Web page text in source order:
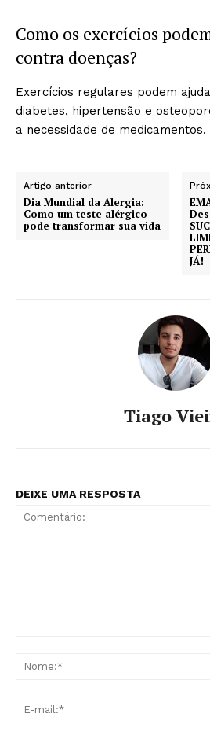
Como os exercícios
contra doenças?
Exercícios regulares podem
diabetes, hipertensão e
a necessidade de medicamentos.
Artigo anterior
Dia Mundial da Alergia:
Como um teste alérgico
pode transformar sua vida
JÁ!
Tiago
DEIXE UMA RESPOSTA